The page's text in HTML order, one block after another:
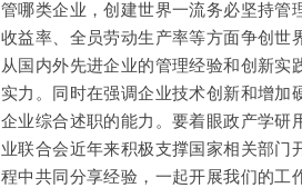
管哪类企业，创建世界一流务必坚持管
收益率、全员劳动生产率等方面争创世
从国内外先进企业的管理经验和创新
实力。同时在强调企业技术创新和增
企业综合述职的能力。要着眼政产学研
业联合会近年来积极支撑国家相关部门
程中共同分享经验，一起开展我们的工